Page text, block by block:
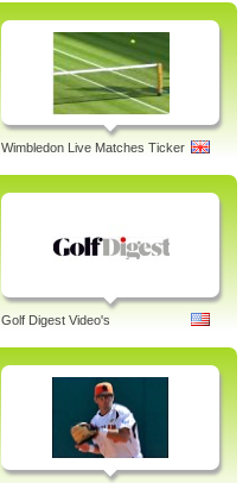
Wimbledon Live Matches Ticker
Golf Digest Video's